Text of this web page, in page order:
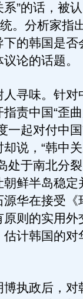
”的话，被
。分析家指
的韩国是否
论的话题。
寻味。针对
责中国“歪
一起对付中
说，“韩中
处于南北分
鲜半岛稳定
华在接受《
则的实用外
计韩国的对
执政后，对